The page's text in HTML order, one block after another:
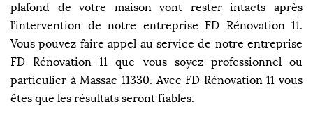
plafond de votre maison vont rester intacts après
l’intervention de notre entreprise FD Rénovation 11.
Vous pouvez faire appel au service de notre entreprise
FD Rénovation 11 que vous soyez professionnel ou
particulier à Massac 11330. Avec FD Rénovation 11 vous
êtes que les résultats seront fiables.